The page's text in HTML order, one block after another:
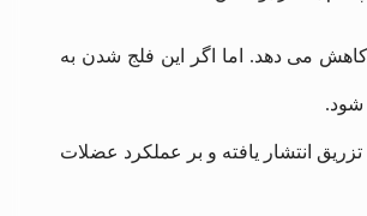
می ‌دهد. اما اگر این فلج شدن به
شود.
انتشار یافته و بر عملکرد عضلات